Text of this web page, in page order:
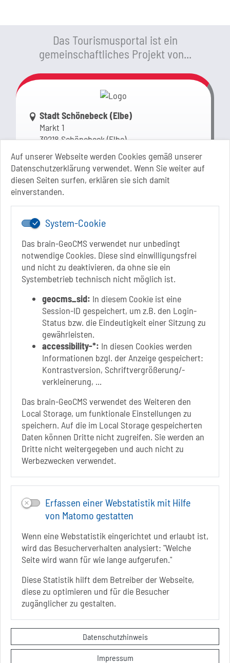
Auf unserer Webseite werden Cookies gemäß unserer
Datenschutzerklärung verwendet. Wenn Sie weiter auf
diesen Seiten surfen, erklären sie sich damit
einverstanden.
System-Cookie
Das brain-GeoCMS verwendet nur unbedingt
notwendige Cookies. Diese sind einwilligungsfrei
und nicht zu deaktivieren, da ohne sie ein
Systembetrieb technisch nicht möglich ist.
geocms_sid: In diesem Cookie ist eine
Session-ID gespeichert, um z.B. den Login-
Status bzw. die Eindeutigkeit einer Sitzung zu
gewährleisten.
accessibility-*: In diesen Cookies werden
Informationen bzgl. der Anzeige gespeichert:
Kontrastversion, Schriftvergrößerung/-
verkleinerung, ...
Das brain-GeoCMS verwendet des Weiteren den
Local Storage, um funktionale Einstellungen zu
speichern. Auf die im Local Storage gespeicherten
Daten können Dritte nicht zugreifen. Sie werden an
Dritte nicht weitergegeben und auch nicht zu
Werbezwecken verwendet.
Erfassen einer Webstatistik mit Hilfe
von Matomo gestatten
Wenn eine Webstatistik eingerichtet und erlaubt ist,
wird das Besucherverhalten analysiert: "Welche
Seite wird wann für wie lange aufgerufen."
Diese Statistik hilft dem Betreiber der Webseite,
diese zu optimieren und für die Besucher
zugänglicher zu gestalten.
Datenschutzhinweis
Impressum
Das Tourismusportal ist ein
gemeinschaftliches Projekt von...
Link zur Google-Maps Navigation
Stadt Schönebeck (Elbe)
Markt 1
39218 Schönebeck (Elbe)
Sachsen-Anhalt
+49 3928 710-0
+49 3928 710-199
stadt.sbk[at]schoenebeck-elbe.de
www.schoenebeck.de
Mo.: 13 Uhr - 15 Uhr
Di.: 9 Uhr - 11.30 Uhr
13 Uhr - 18 Uhr
Do.: 9 Uhr - 11.30 Uhr
Fr.: nach Vereinbarung
FACEBOOK
INSTAGRAM
Link zur Google-Maps Navigation
SOLEPARK Schönebeck/Bad Salzelmen
Eigenbetrieb der Stadt Schönebeck (Elbe)
Badepark 1
39218 Schönebeck (Elbe)
+49 3928 7055-0
info[at]solepark.de
www.visitschoenebeck.de
Infos zur Barrierefreiheit
Sie befinden sich hier Startseite
erkunden
Digitaler Stadtrundgang
Datenschutzerklärung